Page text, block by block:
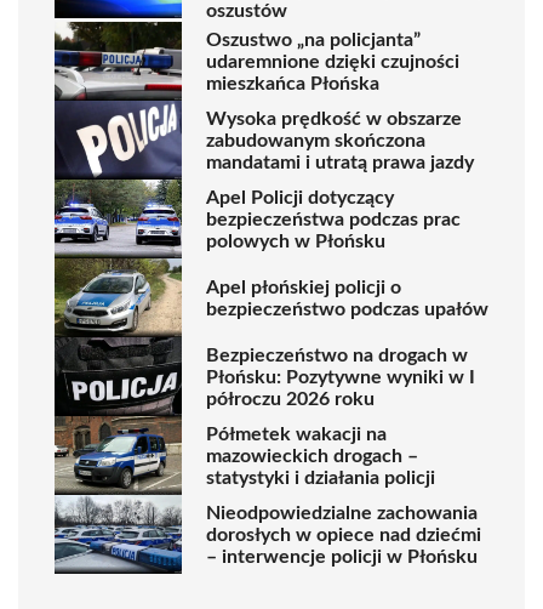
oszustów
Oszustwo „na policjanta”
udaremnione dzięki czujności
mieszkańca Płońska
Wysoka prędkość w obszarze
zabudowanym skończona
mandatami i utratą prawa jazdy
Apel Policji dotyczący
bezpieczeństwa podczas prac
polowych w Płońsku
Apel płońskiej policji o
bezpieczeństwo podczas upałów
Bezpieczeństwo na drogach w
Płońsku: Pozytywne wyniki w I
półroczu 2026 roku
Półmetek wakacji na
mazowieckich drogach –
statystyki i działania policji
Nieodpowiedzialne zachowania
dorosłych w opiece nad dziećmi
– interwencje policji w Płońsku